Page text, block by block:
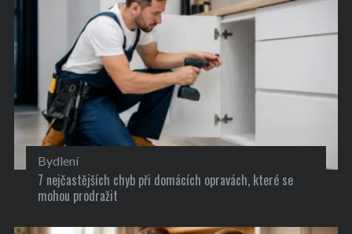
Bydlení
7 nejčastějších chyb při domácích opravách, které se
mohou prodražit